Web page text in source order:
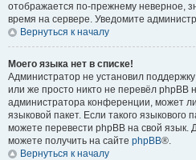
отображается по-прежнему неверное,
время на сервере. Уведомите
Вернуться к началу
Моего языка нет в списке!
Администратор не установил
или же просто никто не перевёл phpBB
администратора конференции, может
языковой пакет. Если такого языкового
можете перевести phpBB на свой
можете получить на сайте phpBB®.
Вернуться к началу